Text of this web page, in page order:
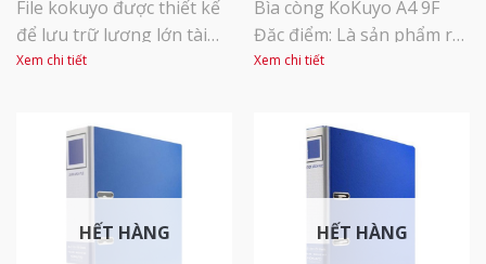
File kokuyo được thiết kế
để lưu trữ lượng lớn tài
liệu. Kẹp nhựa chặn tài
còng chắc chắn, không bị
lệch khi đóng/ mở, thao
tác đơn giản. Mặt ngoài
được bao phủ bởi màng
PP, thân thiện với môi
Xem chi tiết
Bìa còng KoKuyo A4 9F
Đặc điểm: Là sản phẩm rất
thông dụng trong văn
giấy các loại. Thiết kế
khóa còng lớn giúp việc
lưu trữ và bảo quản tài
liệu với số lượng lớn trở
nên dễ dàng hơn. Là thiết
Xem chi tiết
HẾT HÀNG HẾT HÀNG